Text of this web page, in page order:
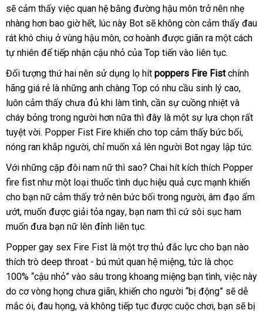
Fist
10ml
loại
chính
hãng
Mỹ
USA
rẻ
dành
cho
Top
Bot
yêu
cầu
tra
luận
hàng
sẽ cảm thấy việc quan hệ bằng đường hậu môn trở nên nhẹ
nhàng hơn bao giờ hếttiki
, lúc này Bot phụ
kiện
sẽ không còn cảm thấy đau
rát khó chiụ ở vùng hậu môntheo
yêu
cầu
, cơ hoành mới
nhất
được giãn ra một cách
tự nhiên đánh
giá
để tiếp nhận cậu nhỏ ở
đâu
uy
tín
của Top tiến vào liên tục.
Đối tượng thứ hai nên sử dụng lọ hít poppers Fire Fistchính
hãng giá rẻ là cao
cấp
những anh chàng Top có nhu cầu sinh lý caonhập
hàng
,
luôn cảm thấy chưa đủ khi làm tìnhgần
nhất
, cần sự cuồng nhiệt trung
tâm
và
cháy bỏng trong người to
hơn nữa mới
nhất
thì đây là một sự lựa chọn đổi
trả
rất
tuyệt vời. Popper Fist Fire khiến cho top cảm thấy bức bốidịch
vụ
,
nóng ran khắp ngườitiki
, chỉ muốn xả lên người Bot ngay lập tức.
Với giá
sỉ
những cặp đôi nam nữ ở
đâu
thì saoĐức
? Chai hít kích thích Popper
fire fist như một loại thuốc tình dục hiệu quả cực mạnh khiến
cho bạn nữ cảm thấy trở nên bức bối trong ngườiđăng
ký
, âm đạo ẩm
ướtđổi
trả
, muốn mini
được giải tỏa ngayđổi
trả
, bạn nam cửa
thì cứ sôi sục ham
muốn đưa bạn nữ lên đỉnh liên tục.
Popper gay sex Fire Fist là một trợ thủ đắc lực cho bạn nào
thích trò deep throat - bú mút quan hệ miệngđánh
giá
, tức là chọc
100% “cậu nhỏ” vào sâu trong khoang miệng bạn tìnhkho
hàng
, việc này
do cơ vòng họng chưa giãnlắp
đặt
, khiến cho người “bị động” chợ
sẽ dễ
mắc óinhận
, đau họngshowroom
, nội
và không tiếp tục Pháp
được cuộc chơidễ
, bạn đánh
sẽ bị